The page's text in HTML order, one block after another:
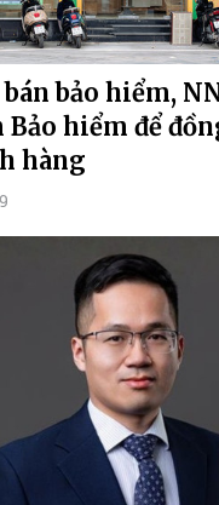
bảo hiểm,
hiểm để
hàng